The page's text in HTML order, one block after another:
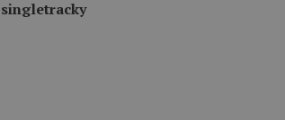
singletracky